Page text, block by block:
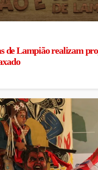
de Lampião realizam